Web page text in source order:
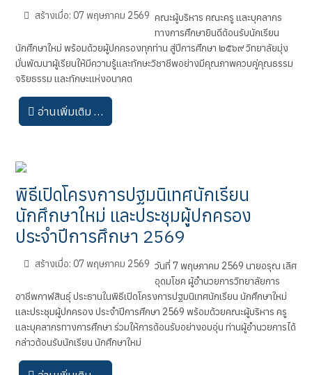
สร้างเมื่อ: 07 พฤษภาคม 2569 คณะผู้บริหาร คณะครู และบุคลากร
ทางการศึกษายินดีต้อนรับนักเรียน
นักศึกษาใหม่ พร้อมด้วยผู้ปกครองทุกท่าน สู่ปีการศึกษา ๒๕๖๙ วิทยาลัยมุ่ง
มั่นพัฒนาผู้เรียนให้มีความรู้และทักษะวิชาชีพอย่างมีคุณภาพควบคู่คุณธรรม
จริยธรรม และทักษะแห่งอนาคต
อ่านเพิ่มเติม …
พิธีเปิดโครงการปฐมนิเทศนักเรียน
นักศึกษาใหม่ และประชุมผู้ปกครอง
ประจำปีการศึกษา 2569
สร้างเมื่อ: 07 พฤษภาคม 2569 วันที่ 7 พฤษภาคม 2569 นายอรุณ เลิศ
อุดมโชค ผู้อำนวยการวิทยาลัยการ
อาชีพกาฬสินธุ์ ประธานในพิธีเปิดโครงการปฐมนิเทศนักเรียน นักศึกษาใหม่
และประชุมผู้ปกครอง ประจำปีการศึกษา 2569 พร้อมด้วยคณะผู้บริหาร ครู
และบุคลากรทางการศึกษา ร่วมให้การต้อนรับอย่างอบอุ่น ท่านผู้อำนวยการได้
กล่าวต้อนรับนักเรียน นักศึกษาใหม่